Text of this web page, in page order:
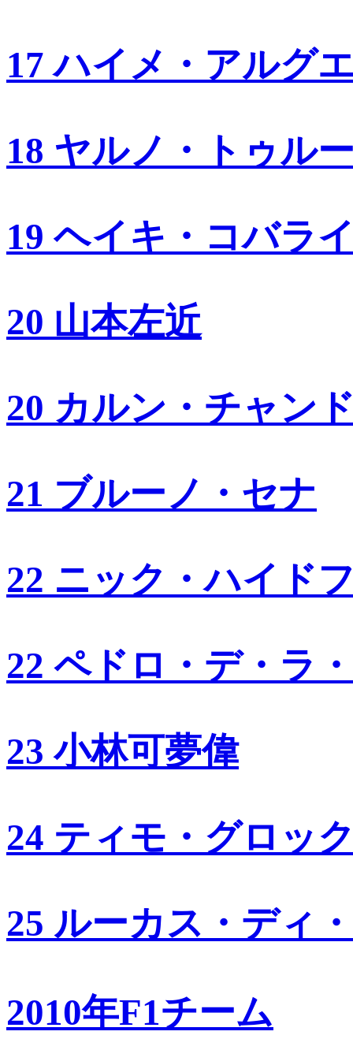
17 ハイメ・アルグ
18 ヤルノ・トゥル
19 ヘイキ・コバラ
20 山本左近
20 カルン・チャン
21 ブルーノ・セナ
22 ニック・ハイド
22 ペドロ・デ・ラ
23 小林可夢偉
24 ティモ・グロッ
25 ルーカス・ディ
2010年F1チーム